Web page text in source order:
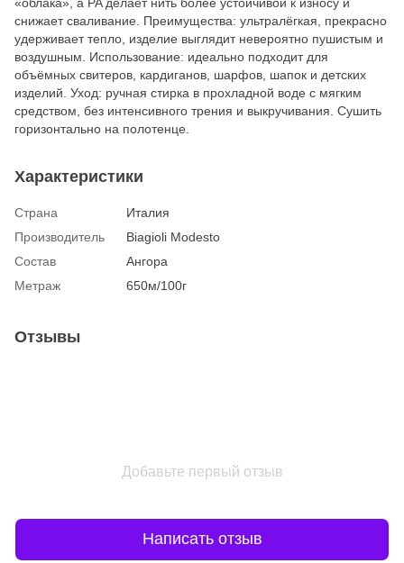
снижает сваливание. Преимущества: ультралёгкая, прекрасно
удерживает тепло, изделие выглядит невероятно пушистым и
воздушным. Использование: идеально подходит для
объёмных свитеров, кардиганов, шарфов, шапок и детских
изделий. Уход: ручная стирка в прохладной воде с мягким
средством, без интенсивного трения и выкручивания. Сушить
горизонтально на полотенце.
Характеристики
Страна
Италия
Производитель
Biagioli Modesto
Состав
Ангора
Метраж
650м/100г
Отзывы
Добавьте первый отзыв
Написать отзыв